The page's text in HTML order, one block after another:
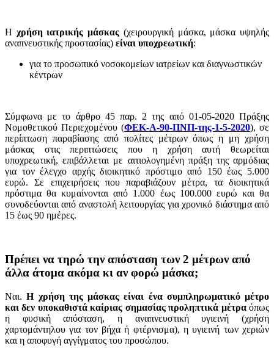
Η χρήση ιατρικής μάσκας (χειρουργική μάσκα, μάσκα υψηλής
αναπνευστικής προστασίας) είναι υποχρεωτική:
για το προσωπικό νοσοκομείων ιατρείων και διαγνωστικών
κέντρων
Σύμφωνα με το άρθρο 45 παρ. 2 της από 01-05-2020 Πράξης
Νομοθετικού Περιεχομένου (ΦΕΚ-Α-90-ΠΝΠ-της-1-5-2020), σε
περίπτωση παραβίασης από πολίτες μέτρων όπως η μη χρήση
μάσκας στις περιπτώσεις που η χρήση αυτή θεωρείται
υποχρεωτική, επιβάλλεται με αιτιολογημένη πράξη της αρμόδιας
για τον έλεγχο αρχής διοικητικό πρόστιμο από 150 έως 5.000
ευρώ. Σε επιχειρήσεις που παραβιάζουν μέτρα, τα διοικητικά
πρόστιμα θα κυμαίνονται από 1.000 έως 100.000 ευρώ και θα
συνοδεύονται από αναστολή λειτουργίας για χρονικό διάστημα από
15 έως 90 ημέρες.
Πρέπει να τηρώ την απόσταση των 2 μέτρων από
άλλα άτομα ακόμα κι αν φορώ μάσκα;
Ναι.Η χρήση της μάσκας είναι ένα συμπληρωματικό μέτρο
και δεν υποκαθιστά καίριας σημασίας προληπτικά μέτραόπως
η φυσική απόσταση, η αναπνευστική υγιεινή (χρήση
χαρτομάντηλου για τον βήχα ή φτέρνισμα), η υγιεινή των χεριών
και η αποφυγή αγγίγματος του προσώπου.